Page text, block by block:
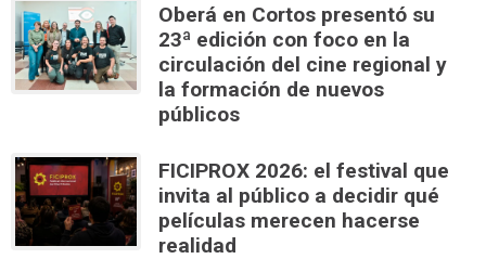
Oberá en Cortos presentó su
23ª edición con foco en la
circulación del cine regional y
la formación de nuevos
públicos
FICIPROX 2026: el festival que
invita al público a decidir qué
películas merecen hacerse
realidad